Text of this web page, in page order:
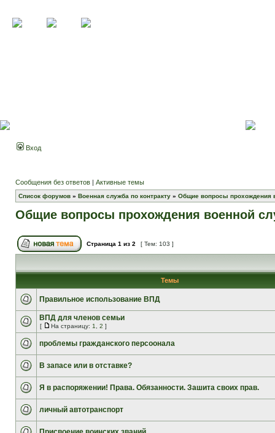
Вход
Сообщения без ответов | Активные темы
Список форумов » Военная служба по контракту » Общие вопросы прохождения
Общие вопросы прохождения военной
Страница 1 из 2 [ Тем: 103 ]
Темы
Правильное использование ВПД
ВПД для членов семьи
[ На страницу: 1 2 ]
проблемы гражданского персоонала
В запасе или в отставке?
Я в распоряжении! Права. Обязанности. Зашита своих прав.
личный автотранспорт